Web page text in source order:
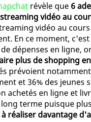
révèle que6
vidéo au
vidéo au
En ce moment,
dépenses en ligne,
plus de shopping
prévoient
et 36% des jeunes
en ligne et
terme puisque
réaliser davantage